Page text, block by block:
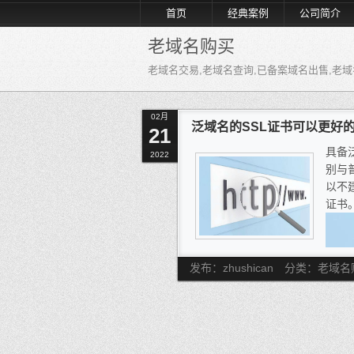
首页 经典案例 公司简介
老域名购买
老域名交易,老域名查询,已备案域名出售,老
02月
21
2022
泛域名的SSL证书可以更好
具备
别与
以不
证书
发布：zhushican 分类：老域名